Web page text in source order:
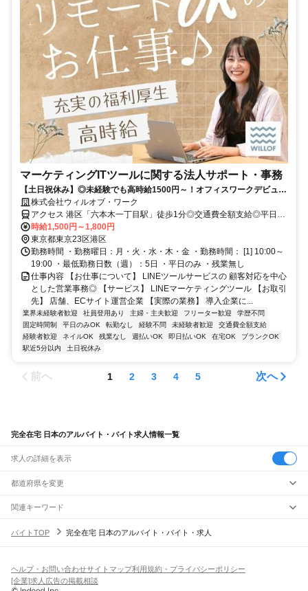
マーケティングITツールに関する法人サポート・事務
【土日祝休み】◎未経験でも高時給1500円～！オフィスワークデビュ
ー・ブランク復帰も応援♪
株式会社ウィルオブ・ワーク
アクセス 港区「六本木一丁目駅」徒歩1分◎交通費全額支給◎平日の
み
時給1,500円～1,800円
東京都東京23区港区
勤務時間 ・勤務曜日：月・火・水・木・金 ・勤務時間： [1] 10:00～
19:00 ・最低勤務日数（週）：5日 ・平日のみ ・残業無し
仕事内容 【お仕事について】 LINEツールサービスの 顧客対応を中心
とした営業事務◎ 【サービス】 LINEマーケティングツール 【お取引
先】 店舗、ECサイト運営企業 【実際の業務】 導入企業に...
業界未経験者歓迎 社員登用あり 主婦・主夫歓迎 フリーター歓迎
学歴不問
固定時間制
平日のみOK 転勤なし 経験不問 未経験者歓迎
交通費全額支給
経験者歓迎
ネイルOK 残業なし 週払いOK 即日払いOK 在宅OK
ブランクOK
駅近5分以内
土日祝休み
前へ 1 2 3 4 5 次へ
完全在宅 日本のアルバイト・バイト求人情報一覧
求人の詳細を表示
都道府県を変更
関連キーワード
バイトTOP
完全在宅 日本のアルバイト・バイト・求人
ヘルプ・お問い合わせサイトマップ利用規約・プライバシーポリシー
[企業]求人広告の掲載相談